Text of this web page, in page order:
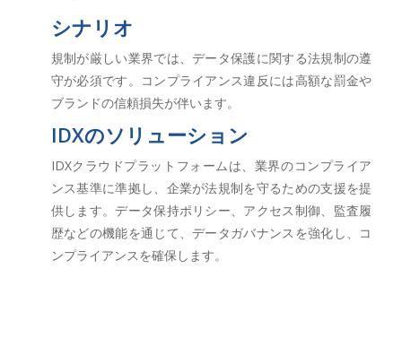
シナリオ
規制が厳しい業界では、データ保護に関する法規制の遵
守が必須です。コンプライアンス違反には高額な罰金や
ブランドの信頼損失が伴います。
IDXのソリューション
IDXクラウドプラットフォームは、業界のコンプライア
ンス基準に準拠し、企業が法規制を守るための支援を提
供します。データ保持ポリシー、アクセス制御、監査履
歴などの機能を通じて、データガバナンスを強化し、コ
ンプライアンスを確保します。